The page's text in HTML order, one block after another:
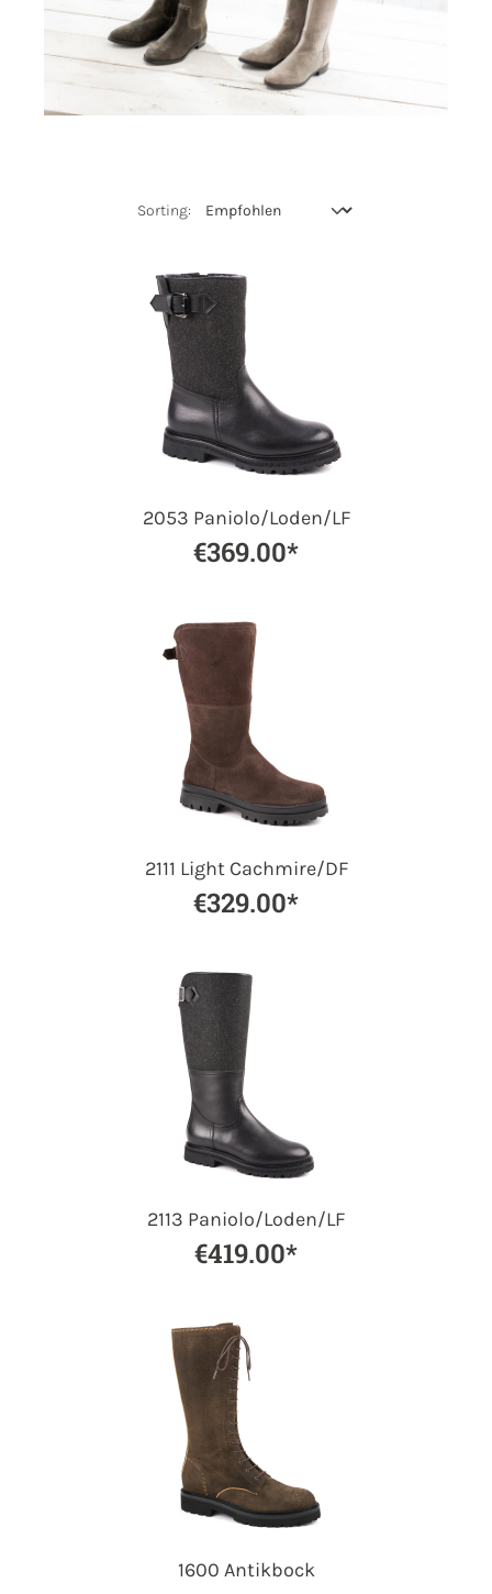
2053 Paniolo/Loden/LF
€369.00*
2111 Light Cachmire/DF
€329.00*
2113 Paniolo/Loden/LF
€419.00*
1600 Antikbock